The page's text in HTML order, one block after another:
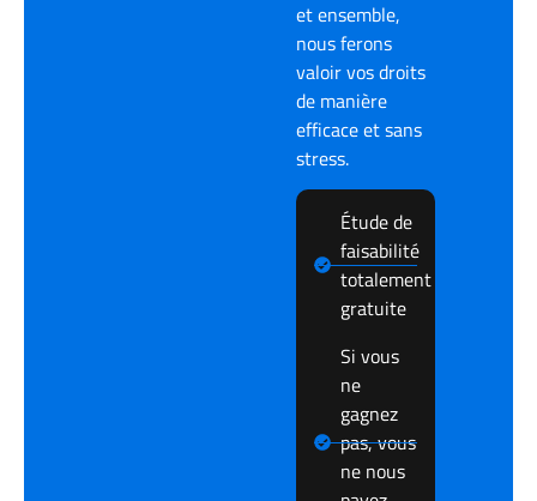
et ensemble,
nous ferons
valoir vos droits
de manière
efficace et sans
stress.
Étude de
faisabilité
totalement
gratuite
Si vous
ne
gagnez
pas, vous
ne nous